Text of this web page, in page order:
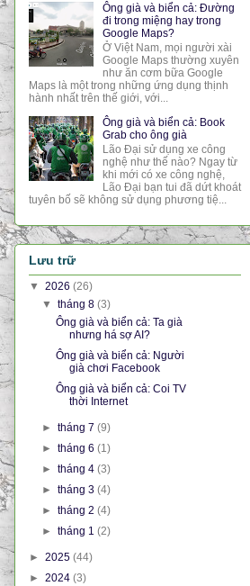
Ông già và biển cả: Đường
đi trong miệng hay trong
Google Maps?
Ở Việt Nam, mọi người xài
Google Maps thường xuyên
như ăn cơm bữa Google
Maps là một trong những ứng dụng thịnh
hành nhất trên thế giới, với...
Ông già và biển cả: Book
Grab cho ông già
Lão Đại sử dụng xe công
nghệ như thế nào? Ngay từ
khi mới có xe công nghệ,
Lão Đại bạn tui đã dứt khoát
tuyên bố sẽ không sử dụng phương tiệ...
Lưu trữ
▼ 2026 (26)
▼tháng 8(3)
Ông già và biển cả: Ta già
nhưng há sợ AI?
Ông già và biển cả: Người
già chơi Facebook
Ông già và biển cả: Coi TV
thời Internet
►tháng 7(9)
►tháng 6(1)
►tháng 4(3)
►tháng 3(4)
►tháng 2(4)
►tháng 1(2)
► 2025 (44)
► 2024 (3)